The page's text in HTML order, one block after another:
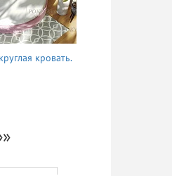
кровать.